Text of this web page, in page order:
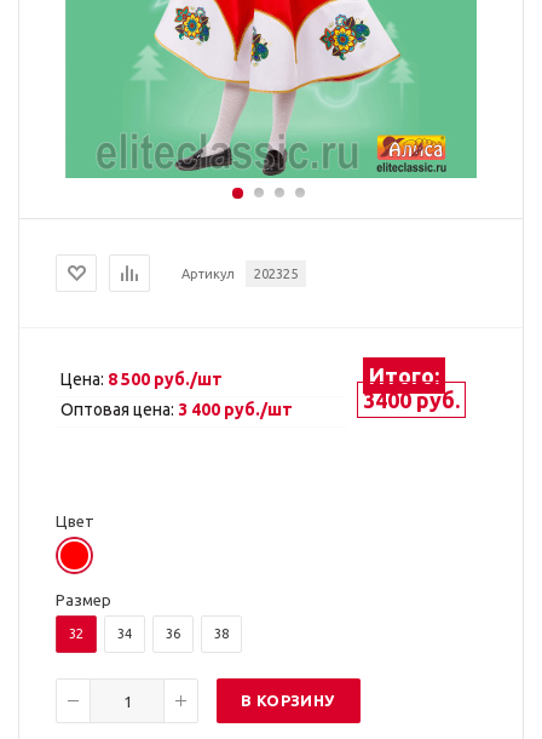
Артикул 202325
Цена: 8 500 руб./шт
Оптовая цена: 3 400 руб./шт
Итого:
3400 руб.
Цвет
Размер
32 34 36 38
В КОРЗИНУ